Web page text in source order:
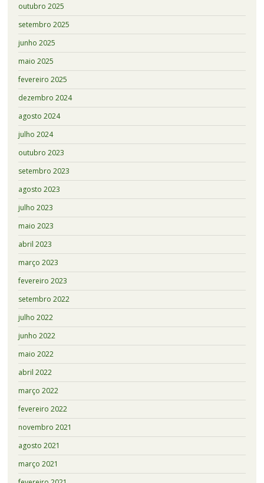
outubro 2025
setembro 2025
junho 2025
maio 2025
fevereiro 2025
dezembro 2024
agosto 2024
julho 2024
outubro 2023
setembro 2023
agosto 2023
julho 2023
maio 2023
abril 2023
março 2023
fevereiro 2023
setembro 2022
julho 2022
junho 2022
maio 2022
abril 2022
março 2022
fevereiro 2022
novembro 2021
agosto 2021
março 2021